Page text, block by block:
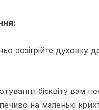
розігрійте духовку
бісквіту вам
печиво на маленькі